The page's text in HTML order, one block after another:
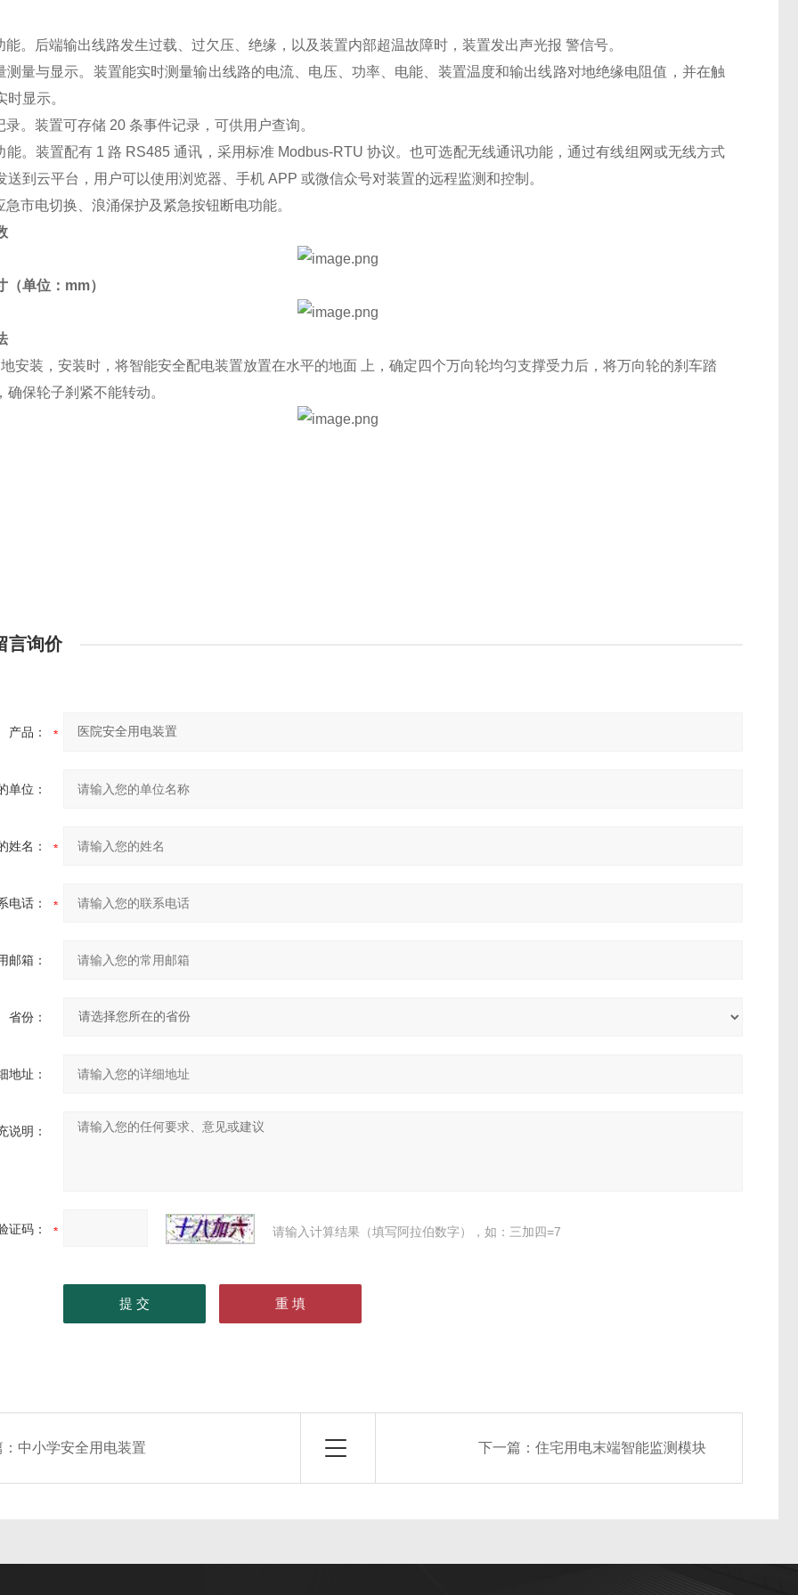
能。后端输出线路发生过载、过欠压、绝缘，以及装置内部超温故障时，装置发出声光报 警信号。
测量与显示。装置能实时测量输出线路的电流、电压、功率、电能、装置温度和输出线路对地绝缘电阻值，并在触
时显示。
录。装置可存储 20 条事件记录，可供用户查询。
能。装置配有 1 路 RS485 通讯，采用标准 Modbus-RTU 协议。也可选配无线通讯功能，通过有线组网或无线方式
送到云平台，用户可以使用浏览器、手机 APP 或微信众号对装置的远程监测和控制。
急市电切换、浪涌保护及紧急按钮断电功能。
（单位： mm）
安装，安装时，将智能安全配电装置放置在水平的地面 上，确定四个万向轮均匀支撑受力后，将万向轮的刹车踏
确保轮子刹紧不能转动。
言询价
产品：
单位：
姓名：
电话：
邮箱：
省份：
地址：
说明：
证码： 请输入计算结果（填写阿拉伯数字），如：三加四=7
中小学安全用电装置 下一篇： 住宅用电末端智能监测模块